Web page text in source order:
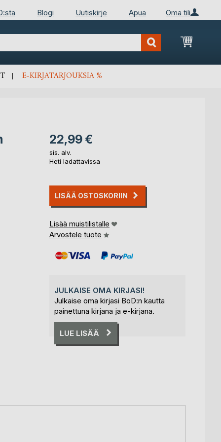
Oma tili
Blogi Uutiskirje Apua
E-KIRJATARJOUKSIA %
22,99 €
sis. alv.
Heti ladattavissa
LISÄÄ OSTOSKORIIN
Lisää muistilistalle
Arvostele tuote
JULKAISE OMA KIRJASI!
Julkaise oma kirjasi BoD:n kautta
painettuna kirjana ja e-kirjana.
LUE LISÄÄ